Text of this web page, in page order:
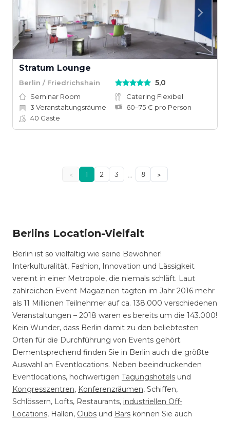
Stratum Lounge
Berlin / Friedrichshain 5,0
Seminar Room
Catering Flexibel
3 Veranstaltungsräume
60–75 € pro Person
40 Gäste
< 1 2 3 … 8 >
Berlins Location-Vielfalt
Berlin ist so vielfältig wie seine Bewohner!
Interkulturalität, Fashion, Innovation und Lässigkeit
vereint in einer Metropole, die niemals schläft. Laut
zahlreichen Event-Magazinen tagten im Jahr 2016 mehr
als 11 Millionen Teilnehmer auf ca. 138.000 verschiedenen
Veranstaltungen – 2018 waren es bereits um die 143.000!
Kein Wunder, dass Berlin damit zu den beliebtesten
Orten für die Durchführung von Events gehört.
Dementsprechend finden Sie in Berlin auch die größte
Auswahl an Eventlocations. Neben beeindruckenden
Eventlocations, hochwertigen Tagungshotels und
Kongresszentren, Konferenzräumen, Schiffen,
Schlössern, Lofts, Restaurants, industriellen Off-
Locations, Hallen, Clubs und Bars können Sie auch